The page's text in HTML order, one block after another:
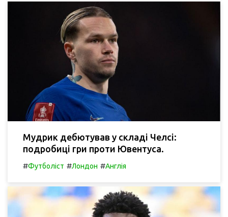
Мудрик дебютував у складі Челсі:
подробиці гри проти Ювентуса.
#Футболіст #Лондон #Англія